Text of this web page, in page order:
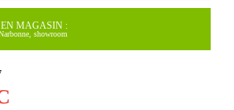
MAGASIN :
showroom